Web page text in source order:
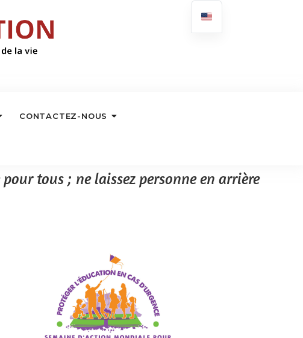
CONTACTEZ-NOUS
tous ; ne laissez personne en arrière